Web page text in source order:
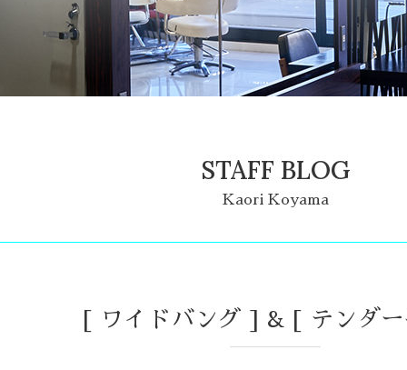
STAFF BLOG
Kaori Koyama
[ ワイドバング ] & [ テンダ